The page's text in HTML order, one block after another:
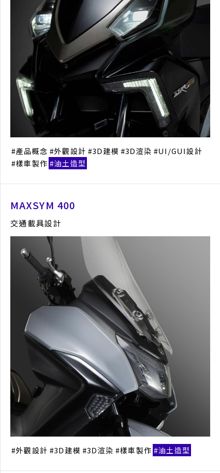
工業電子類產品設計
產品概念 模型樣機 報獎代辦
網站視覺設計
視覺設計 網站設計
產品概念 外觀設計 3D建模 3D渲染
UI/GUI設計
樣車製作
油土造型
MAXSYM 400
交通載具設計
外觀設計 3D建模 3D渲染 樣車製作 油土造型